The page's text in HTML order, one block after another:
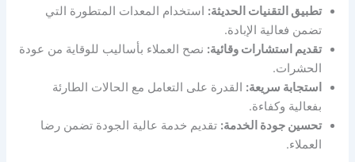
تطبيق التقنيات الحديثة: استخدام المعدات المتطورة التي
تضمن فعالية الإبادة.
تقديم استشارات وقائية: نصح العملاء بأساليب للوقاية من عودة
الحشرات.
استجابة سريعة: القدرة على التعامل مع الحالات الطارئة
بفعالية وكفاءة.
تحسين جودة الخدمة: تقديم خدمة عالية الجودة تضمن رضا
العملاء.